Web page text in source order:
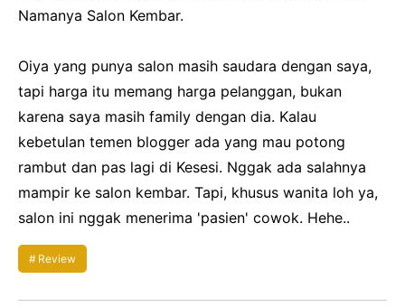
Namanya Salon Kembar.
Oiya yang punya salon masih saudara dengan saya,
tapi harga itu memang harga pelanggan, bukan
karena saya masih family dengan dia. Kalau
kebetulan temen blogger ada yang mau potong
rambut dan pas lagi di Kesesi. Nggak ada salahnya
mampir ke salon kembar. Tapi, khusus wanita loh ya,
salon ini nggak menerima 'pasien' cowok. Hehe..
Review